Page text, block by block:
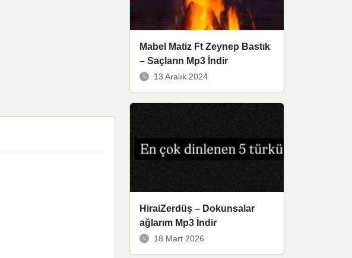
Mabel Matiz Ft Zeynep Bastık
– Saçların Mp3 İndir
13 Aralık 2024
HiraiZerdüş – Dokunsalar
ağlarım Mp3 İndir
18 Mart 2026